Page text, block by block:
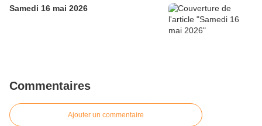
Samedi 16 mai 2026
Commentaires
Ajouter un commentaire